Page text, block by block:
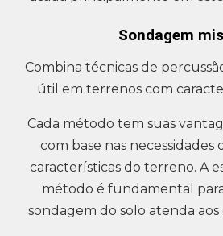
Sondagem
Combina técnicas de
útil em terrenos com
Cada método tem suas
com base nas necessidades
características do terreno. A
método é fundamental
sondagem do solo atenda aos